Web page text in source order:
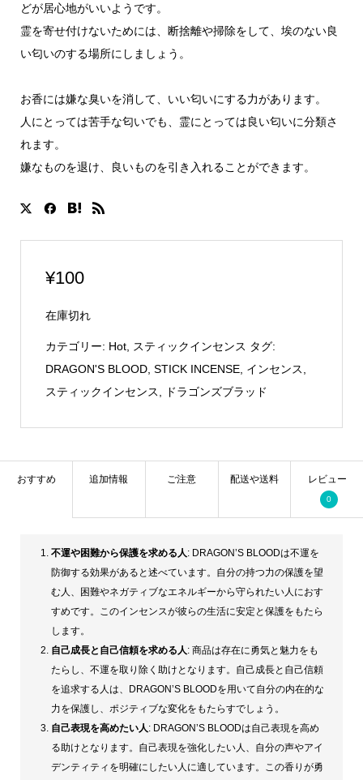
どが居心地がいいようです。
霊を寄せ付けないためには、断捨離や掃除をして、埃のない良
い匂いのする場所にしましょう。
お香には嫌な臭いを消して、いい匂いにする力があります。
人にとっては苦手な匂いでも、霊にとっては良い匂いに分類さ
れます。
嫌なものを退け、良いものを引き入れることができます。
¥100
在庫切れ
カテゴリー: Hot, スティックインセンス タグ:
DRAGON'S BLOOD, STICK INCENSE, インセンス
スティックインセンス
ドラゴンズブラッド
おすすめ 追加情報 ご注意 配送や送料 レビュー
0
不運や困難から保護を求める人: DRAGON’S BLOODは不運を
防御する効果があると述べています。自分の持つ力の保護を望
む人、困難やネガティブなエネルギーから守られたい人におす
すめです。このインセンスが彼らの生活に安定と保護をもたら
します。
自己成長と自己信頼を求める人: 商品は存在に勇気と魅力をも
たらし、不運を取り除く助けとなります。自己成長と自己信頼
を追求する人は、DRAGON’S BLOODを用いて自分の内在的な
力を保護し、ポジティブな変化をもたらすでしょう。
自己表現を高めたい人: DRAGON’S BLOODは自己表現を高め
る助けとなります。自己表現を強化したい人、自分の声やアイ
デンティティを明確にしたい人に適しています。この香りが勇